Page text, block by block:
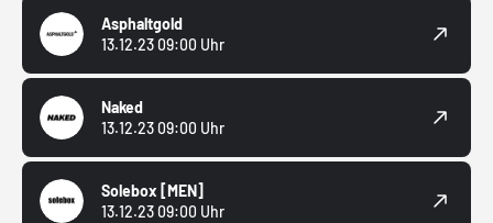
Asphaltgold
13.12.23 09:00 Uhr
Naked
13.12.23 09:00 Uhr
Solebox [MEN]
13.12.23 09:00 Uhr